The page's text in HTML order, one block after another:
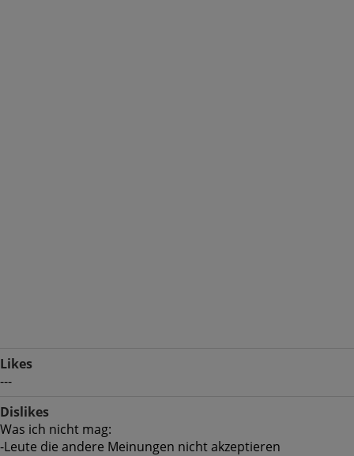
Likes
---
Dislikes
Was ich nicht mag:
-Leute die andere Meinungen nicht akzeptieren